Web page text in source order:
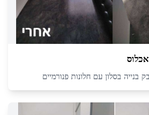
בנייה בסלון עם חלונות פנורמיים